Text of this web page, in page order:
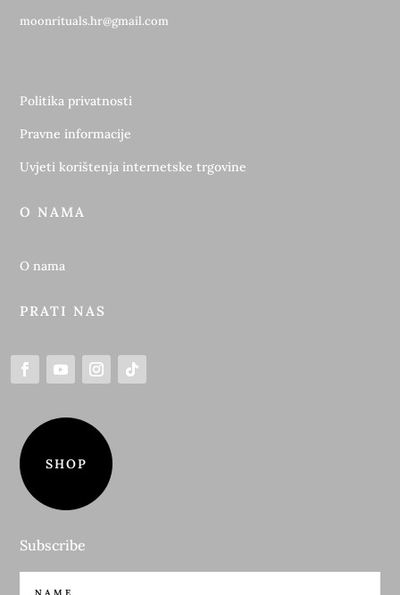
moonrituals.hr@gmail.com
Politika privatnosti
Pravne informacije
Uvjeti korištenja internetske trgovine
O NAMA
O nama
PRATI NAS
SHOP
Subscribe